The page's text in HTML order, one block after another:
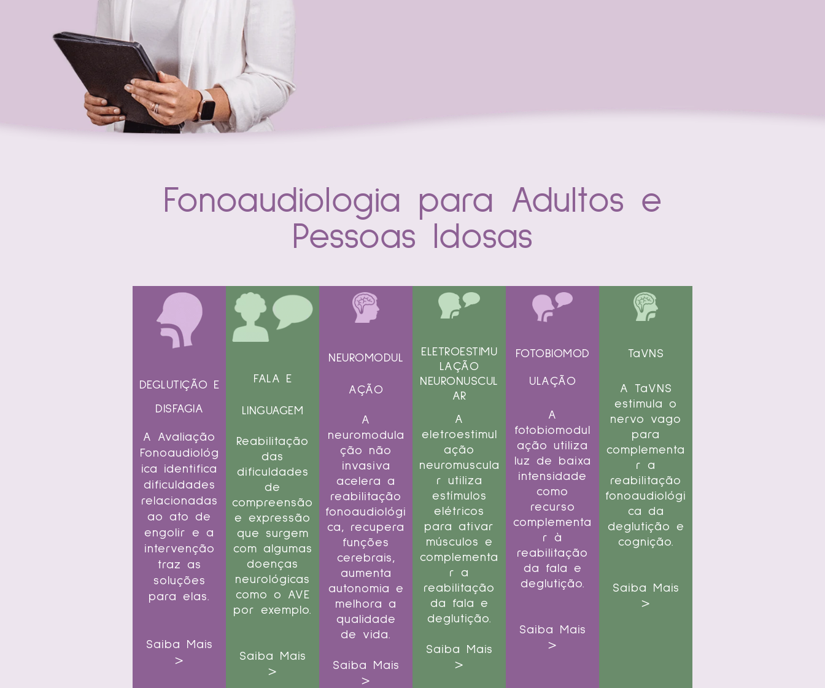
Fonoaudiologia para Adultos e
Pessoas Idosas
DEGLUTIÇÃO E
DISFAGIA
A Avaliação
Fonoaudiológ
ica identifica
dificuldades
relacionadas
ao ato de
engolir e a
intervenção
traz as
soluções
para elas.
Saiba Mais
>
FALA E
LINGUAGEM
Reabilitação
das
dificuldades
de
compreensão
e expressão
que surgem
com algumas
doenças
neurológicas
como o AVE
por exemplo.
Saiba Mais
>
NEUROMODUL
AÇÃO
A
neuromodula
ção não
invasiva
acelera a
reabilitação
fonoaudiológi
ca, recupera
funções
cerebrais,
aumenta
autonomia e
melhora a
qualidade
de vida.
Saiba Mais
>
ELETROESTIMU
LAÇÃO
NEURONUSCUL
AR
A
eletroestimul
ação
neuromuscula
r utiliza
estímulos
elétricos
para ativar
músculos e
complementa
r a
reabilitação
da fala e
deglutição.
Saiba Mais
>
FOTOBIOMOD
ULAÇÃO
A
fotobiomodul
ação utiliza
luz de baixa
intensidade
como
recurso
complementa
r à
reabilitação
da fala e
deglutição.
Saiba Mais
>
TaVNS
A TaVNS
estimula o
nervo vago
para
complementa
r a
reabilitação
fonoaudiológi
ca da
deglutição e
cognição.
Saiba Mais
>